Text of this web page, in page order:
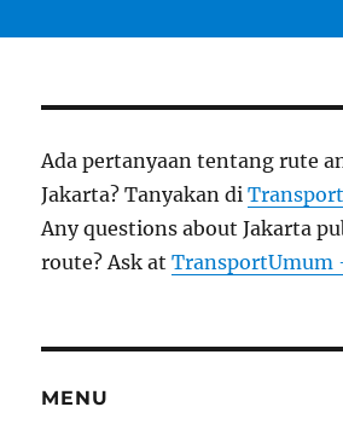
Ada pertanyaan tentang rute
Jakarta? Tanyakan di
Any questions about Jakarta
route? Ask atTransportUmum
MENU